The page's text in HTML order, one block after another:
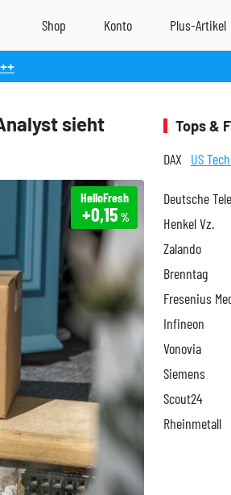
sieht
HelloFresh
+0,15 %
Tops &
DAX US
Henkel Vz.
Zalando
Brenntag
Fresenius
Infineon
Vonovia
Siemens
Scout24
Rheinmetall